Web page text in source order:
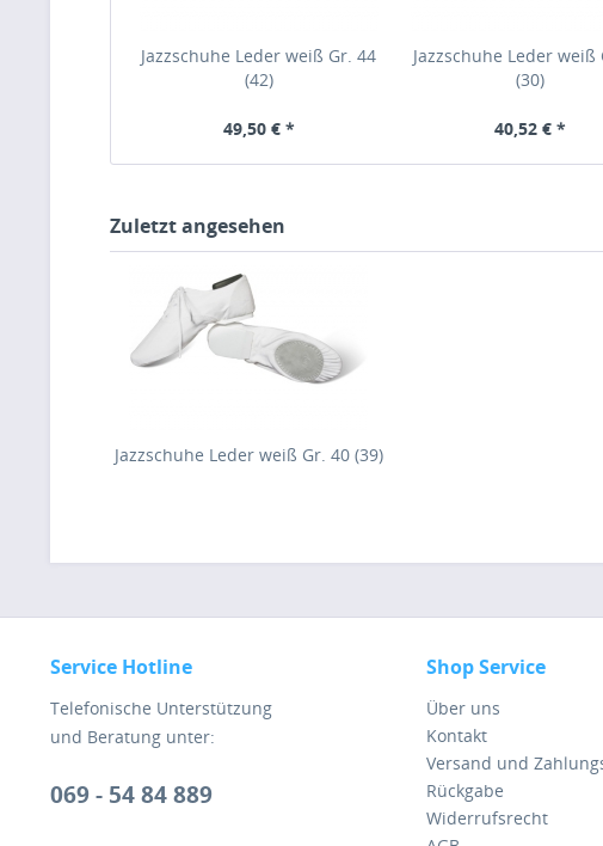
Jazzschuhe Leder weiß Gr. 44
(42)
49,50 € *
Jazzschuhe Leder weiß
(30)
40,52 € *
Zuletzt angesehen
Jazzschuhe Leder weiß Gr. 40 (39)
Service Hotline
Telefonische Unterstützung
und Beratung unter:
069 - 54 84 889
Shop Service
Über uns
Kontakt
Versand und
Rückgabe
Widerrufsrecht